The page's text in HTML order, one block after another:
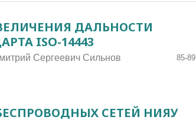
ДАЛЬНОСТИ
ISO-14443
Сергеевич Сильнов 85-89
СЕТЕЙ НИЯУ